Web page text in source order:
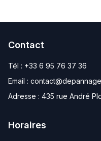
Contact
Tél : +33 6 95 76 37 36
Email :
Adresse : 435 rue André
Horaires